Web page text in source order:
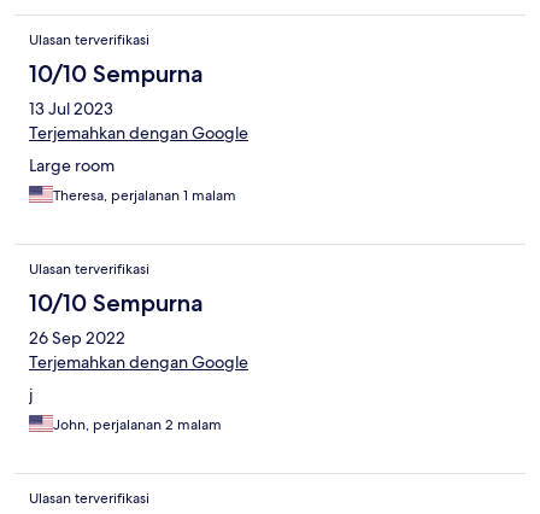
Ulasan terverifikasi
10/10 Sempurna
13 Jul 2023
Terjemahkan dengan Google
Large room
Theresa, perjalanan 1 malam
Ulasan terverifikasi
10/10 Sempurna
26 Sep 2022
Terjemahkan dengan Google
j
John, perjalanan 2 malam
Ulasan terverifikasi